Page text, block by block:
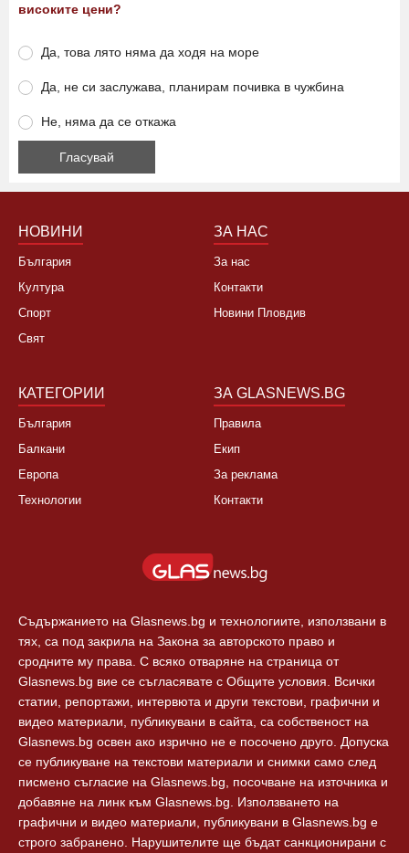
високите цени?
Да, това лято няма да ходя на море
Да, не си заслужава, планирам почивка в чужбина
Не, няма да се откажа
НОВИНИ
България
Култура
Спорт
Свят
ЗА НАС
За нас
Контакти
Новини Пловдив
КАТЕГОРИИ
България
Балкани
Европа
Технологии
ЗА GLASNEWS.BG
Правила
Екип
За реклама
Контакти
Съдържанието на Glasnews.bg и технологиите, използвани в
тях, са под закрила на Закона за авторското право и
сродните му права. С всяко отваряне на страница от
Glasnews.bg вие се съгласявате с Общите условия. Всички
статии, репортажи, интервюта и други текстови, графични и
видео материали, публикувани в сайта, са собственост на
Glasnews.bg освен ако изрично не е посочено друго. Допуска
се публикуване на текстови материали и снимки само след
писмено съгласие на Glasnews.bg, посочване на източника и
добавяне на линк към Glasnews.bg. Използването на
графични и видео материали, публикувани в Glasnews.bg е
строго забранено. Нарушителите ще бъдат санкционирани с